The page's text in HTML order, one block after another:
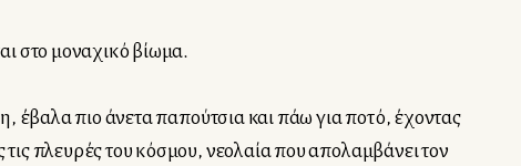
στο μοναχικό βίωμα.
έβαλα πιο άνετα παπούτσια και πάω για ποτό, έχοντας
πλευρές του κόσμου, νεολαία που απολαμβάνει τον